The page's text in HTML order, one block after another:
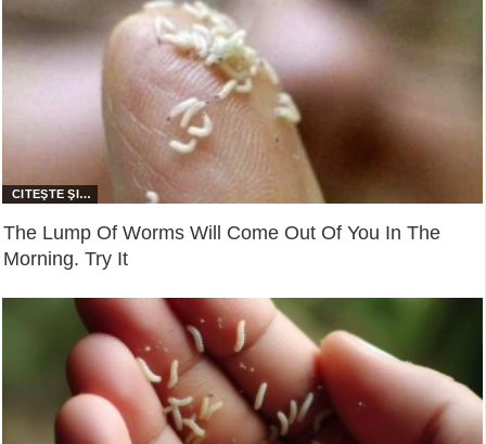
The Lump Of Worms Will Come Out Of You In The
Morning. Try It